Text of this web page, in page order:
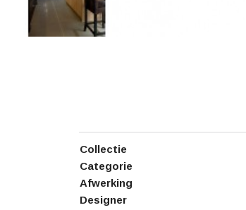
Collectie
Categorie
Afwerking
Designer